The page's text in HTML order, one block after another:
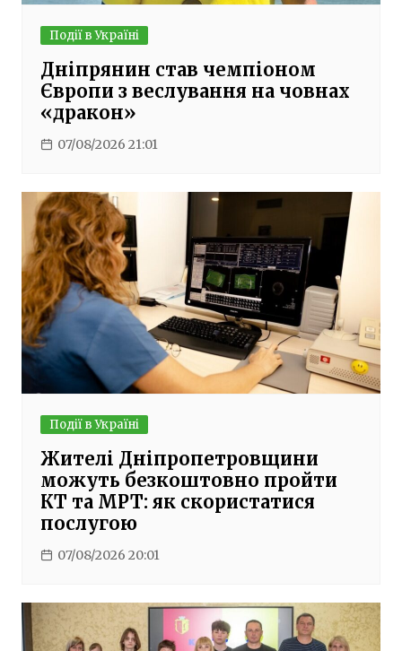
Події в Україні
Дніпрянин став чемпіоном
Європи з веслування на човнах
«дракон»
07/08/2026 21:01
Події в Україні
Жителі Дніпропетровщини
можуть безкоштовно пройти
КТ та МРТ: як скористатися
послугою
07/08/2026 20:01